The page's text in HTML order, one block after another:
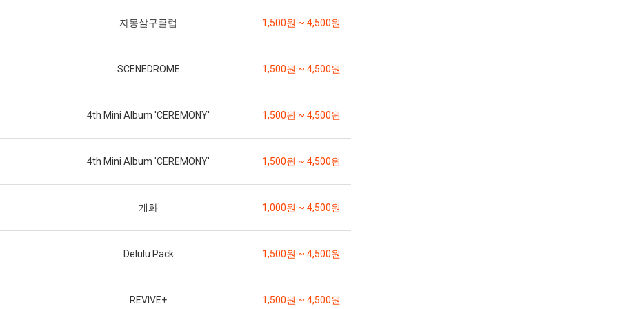
자몽살구클럽 1,500원 ~ 4,500원
SCENEDROME 1,500원 ~ 4,500원
4th Mini Album 'CEREMONY' 1,500원 ~ 4,500원
4th Mini Album 'CEREMONY' 1,500원 ~ 4,500원
개화 1,000원 ~ 4,500원
Delulu Pack 1,500원 ~ 4,500원
REVIVE+ 1,500원 ~ 4,500원